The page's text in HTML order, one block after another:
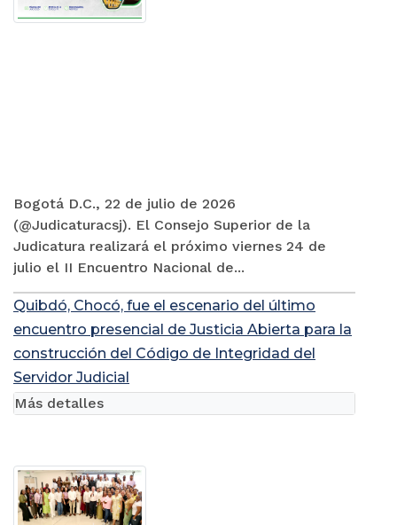
Bogotá D.C., 22 de julio de 2026
(@Judicaturacsj). El Consejo Superior de la
Judicatura realizará el próximo viernes 24 de
julio el II Encuentro Nacional de...
Quibdó, Chocó, fue el escenario del último
encuentro presencial de Justicia Abierta para la
construcción del Código de Integridad del
Servidor Judicial
Más detalles